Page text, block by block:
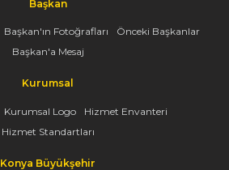
Başkan
Başkan'ın Fotoğrafları
Önceki Başkanlar
Başkan'a Mesaj
Kurumsal
Kurumsal Logo
Hizmet Envanteri
Hizmet Standartları
Konya Büyükşehir